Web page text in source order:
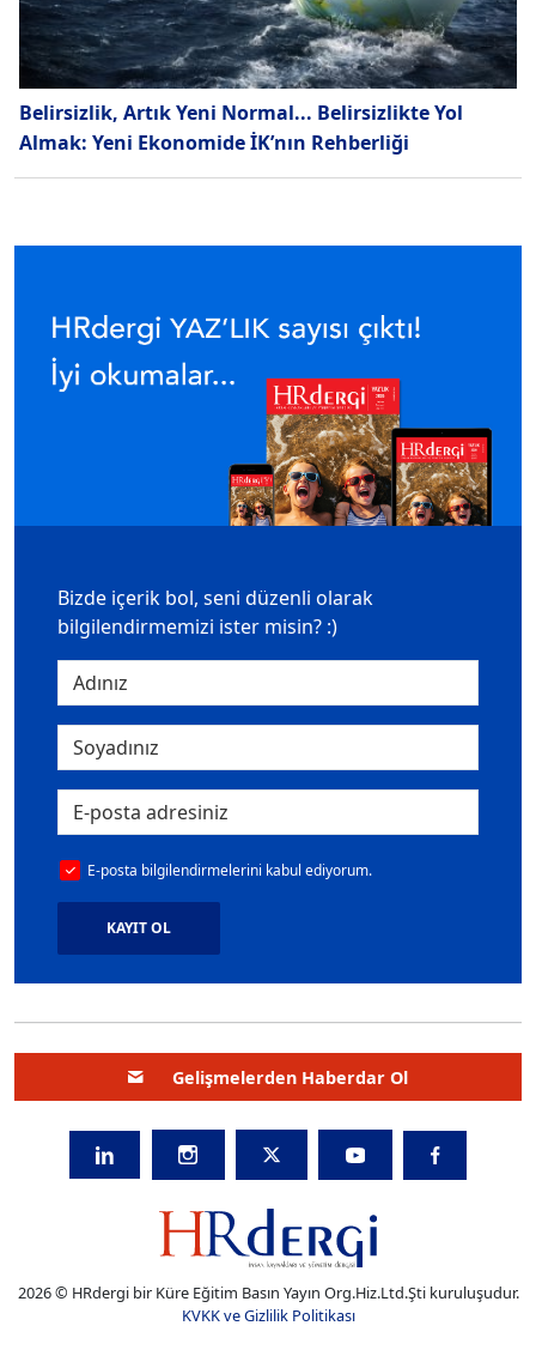
Belirsizlik, Artık Yeni Normal... Belirsizlikte Yol
Almak: Yeni Ekonomide İK’nın Rehberliği
Bizde içerik bol, seni düzenli olarak
bilgilendirmemizi ister misin? :)
E-posta bilgilendirmelerini kabul ediyorum.
KAYIT OL
Gelişmelerden Haberdar Ol
2026 © HRdergi bir Küre Eğitim Basın Yayın Org.Hiz.Ltd.Şti kuruluşudur.
KVKK ve Gizlilik Politikası